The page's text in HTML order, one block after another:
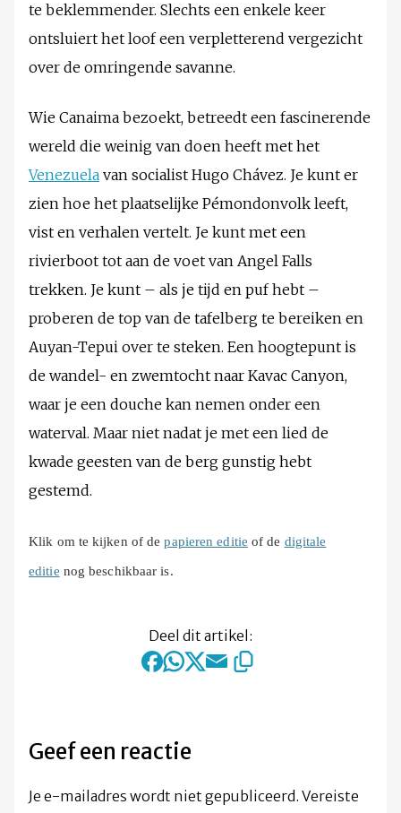
te beklemmender. Slechts een enkele keer
ontsluiert het loof een verpletterend vergezicht
over de omringende savanne.
Wie Canaima bezoekt, betreedt een fascinerende
wereld die weinig van doen heeft met het
Venezuela van socialist Hugo Chávez. Je kunt er
zien hoe het plaatselijke Pémondonvolk leeft,
vist en verhalen vertelt. Je kunt met een
rivierboot tot aan de voet van Angel Falls
trekken. Je kunt – als je tijd en puf hebt –
proberen de top van de tafelberg te bereiken en
Auyan-Tepui over te steken. Een hoogtepunt is
de wandel- en zwemtocht naar Kavac Canyon,
waar je een douche kan nemen onder een
waterval. Maar niet nadat je met een lied de
kwade geesten van de berg gunstig hebt
gestemd.
Klik om te kijken of depapieren editie of de digitale
editie nog beschikbaar is.
Deel dit artikel:
Geef een reactie
Je e-mailadres wordt niet gepubliceerd. Vereiste